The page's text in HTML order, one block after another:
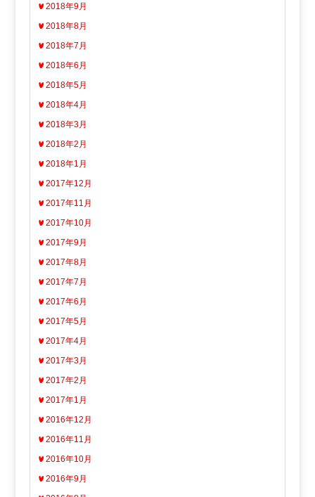
2018年9月
2018年8月
2018年7月
2018年6月
2018年5月
2018年4月
2018年3月
2018年2月
2018年1月
2017年12月
2017年11月
2017年10月
2017年9月
2017年8月
2017年7月
2017年6月
2017年5月
2017年4月
2017年3月
2017年2月
2017年1月
2016年12月
2016年11月
2016年10月
2016年9月